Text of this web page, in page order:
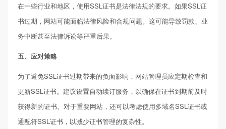
在一些行业和地区，使用SSL证书是法律法规的要求。如果SSL证
书过期，网站可能面临法律风险和合规问题。这可能导致罚款、业
务中断甚至法律诉讼等严重后果。
五、应对策略
为了避免SSL证书过期带来的负面影响，网站管理员应定期检查和
更新SSL证书。建议设置自动续订服务，以确保在证书到期前及时
获得新的证书。对于重要网站，还可以考虑使用多域名SSL证书或
通配符SSL证书，以减少证书管理的复杂性。